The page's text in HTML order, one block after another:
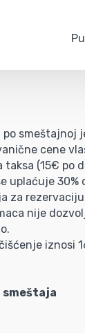
po smeštajnoj
cene
taksa (15€
uplaćuje
za
nije
iznosi